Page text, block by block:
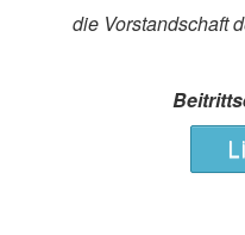
die Vorstandschaft